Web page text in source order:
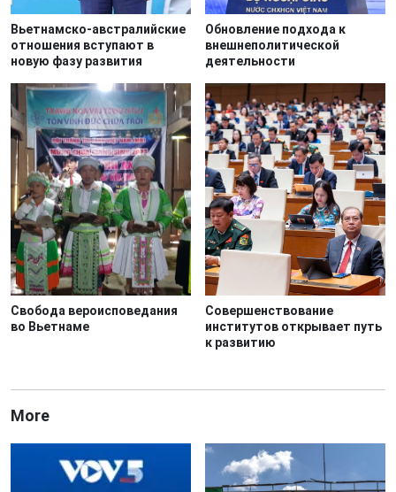
Вьетнамско-австралийские
отношения вступают в
новую фазу развития
Обновление подхода к
внешнеполитической
деятельности
Свобода вероисповедания
во Вьетнаме
Совершенствование
институтов открывает путь
к развитию
More